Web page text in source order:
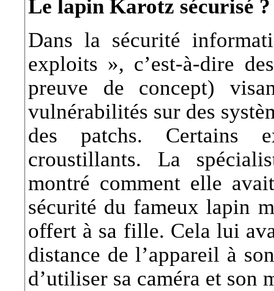
Le lapin Karotz sécurisé
Dans la sécurité
exploits », c’est-à-dire
preuve de concept)
vulnérabilités sur des
des patchs. Certains
croustillants. La
montré comment elle
sécurité du fameux lapin
offert à sa fille. Cela lui
distance de l’appareil à
d’utiliser sa caméra et son